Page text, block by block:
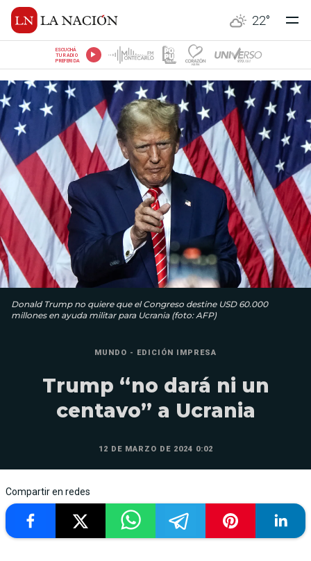
22°
ESCUCHÁ
TU RADIO
PREFERIDA
Donald Trump no quiere que el Congreso destine USD 60.000
millones en ayuda militar para Ucrania (foto: AFP)
MUNDO - EDICIÓN IMPRESA
Trump “no dará ni un
centavo” a Ucrania
12 DE MARZO DE 2024 0:02
Compartir en redes